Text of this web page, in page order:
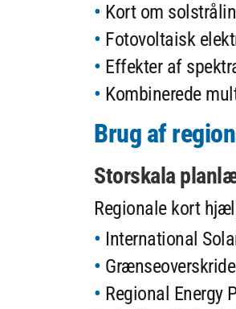
Kort om
Fotovoltaisk
Effekter af
Kombinerede
Brug af
Storskala
Regionale kort
International
Regional Energy